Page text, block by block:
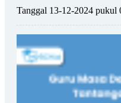
Tanggal 13-12-2024 pukul